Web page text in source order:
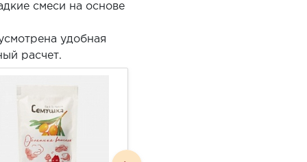
смеси на основе
удобная
расчет.